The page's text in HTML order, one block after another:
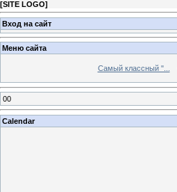
[SITE LOGO]
Вход на сайт
Меню сайта
Самый классный "...
00
Calendar